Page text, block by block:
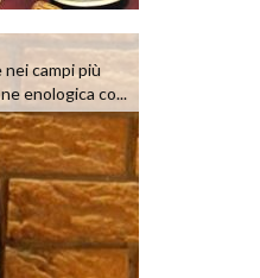
campi più
enologica co...